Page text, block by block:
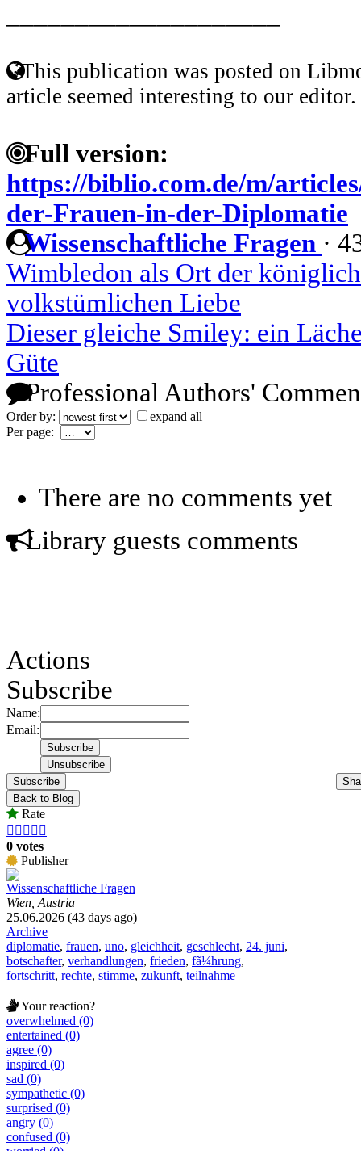
This publication was posted on
article seemed interesting to our editor.
Full version:
https://biblio.com.de/m/
der-Frauen-in-der-Diplomatie
Wissenschaftliche Fragen ·
Wimbledon als Ort der
volkstümlichen Liebe
Dieser gleiche Smiley: ein
Güte
Professional Authors'
Order by:
expand all
Per page:
There are no comments yet
Library guests comments
Actions
Subscribe
Name:
Email:
Subscribe
Back to Blog
Rate
    
0 votes
Publisher
Wissenschaftliche Fragen
Wien, Austria
25.06.2026 (43 days ago)
Archive
diplomatie, frauen, uno, gleichheit, geschlecht, 24. juni,
botschafter, verhandlungen, frieden, fã¼hrung,
fortschritt, rechte, stimme, zukunft, teilnahme
Your reaction?
overwhelmed (0)
entertained (0)
agree (0)
inspired (0)
sad (0)
sympathetic (0)
surprised (0)
angry (0)
confused (0)